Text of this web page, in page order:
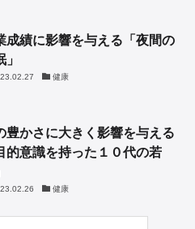
成績に影響を与える「夜間の
」
健康
豊かさに大きく影響を与える
的意識を持った１０代の若
健康